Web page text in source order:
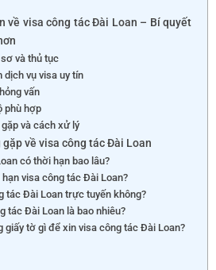
về visa công tác Đài Loan – Bí quyết
và thủ tục
dịch vụ visa uy tín
vấn
phù hợp
và cách xử lý
về visa công tác Đài Loan
có thời hạn bao lâu?
visa công tác Đài Loan?
tác Đài Loan trực tuyến không?
tác Đài Loan là bao nhiêu?
giấy tờ gì để xin visa công tác Đài Loan?